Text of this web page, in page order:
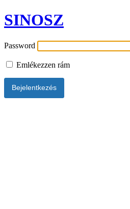
SINOSZ
Password
Emlékezzen rám